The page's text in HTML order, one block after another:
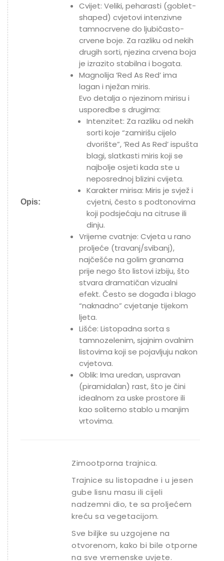
Opis:
Cvijet: Veliki, peharasti (goblet-
shaped) cvjetovi intenzivne
tamnocrvene do ljubičasto-
crvene boje. Za razliku od nekih
drugih sorti, njezina crvena boja
je izrazito stabilna i bogata.
Magnolija ‘Red As Red’ima
lagan i nježan miris.
Evo detalja o njezinom mirisu i
usporedbe s drugima:
Intenzitet: Za razliku od nekih
sorti koje “zamirišu cijelo
dvorište”, ‘Red As Red’ ispušta
blagi, slatkasti miris koji se
najbolje osjeti kada ste u
neposrednoj blizini cvijeta.
Karakter mirisa: Miris je svjež i
cvjetni, često s podtonovima
koji podsjećaju na citruse ili
dinju.
Vrijeme cvatnje: Cvjeta u rano
proljeće (travanj/svibanj),
najčešće na golim granama
prije nego što listovi izbiju, što
stvara dramatičan vizualni
efekt. Često se događa i blago
“naknadno” cvjetanje tijekom
ljeta.
Lišće: Listopadna sorta s
tamnozelenim, sjajnim ovalnim
listovima koji se pojavljuju nakon
cvjetova.
Oblik: Ima uredan, uspravan
(piramidalan) rast, što je čini
idealnom za uske prostore ili
kao soliterno stablo u manjim
vrtovima.
Zimootporna trajnica.
Trajnice su listopadne i u jesen
gube lisnu masu ili cijeli
nadzemni dio, te sa proljećem
kreću sa vegetacijom.
Sve biljke su uzgojene na
otvorenom, kako bi bile otporne
na sve vremenske uvjete.